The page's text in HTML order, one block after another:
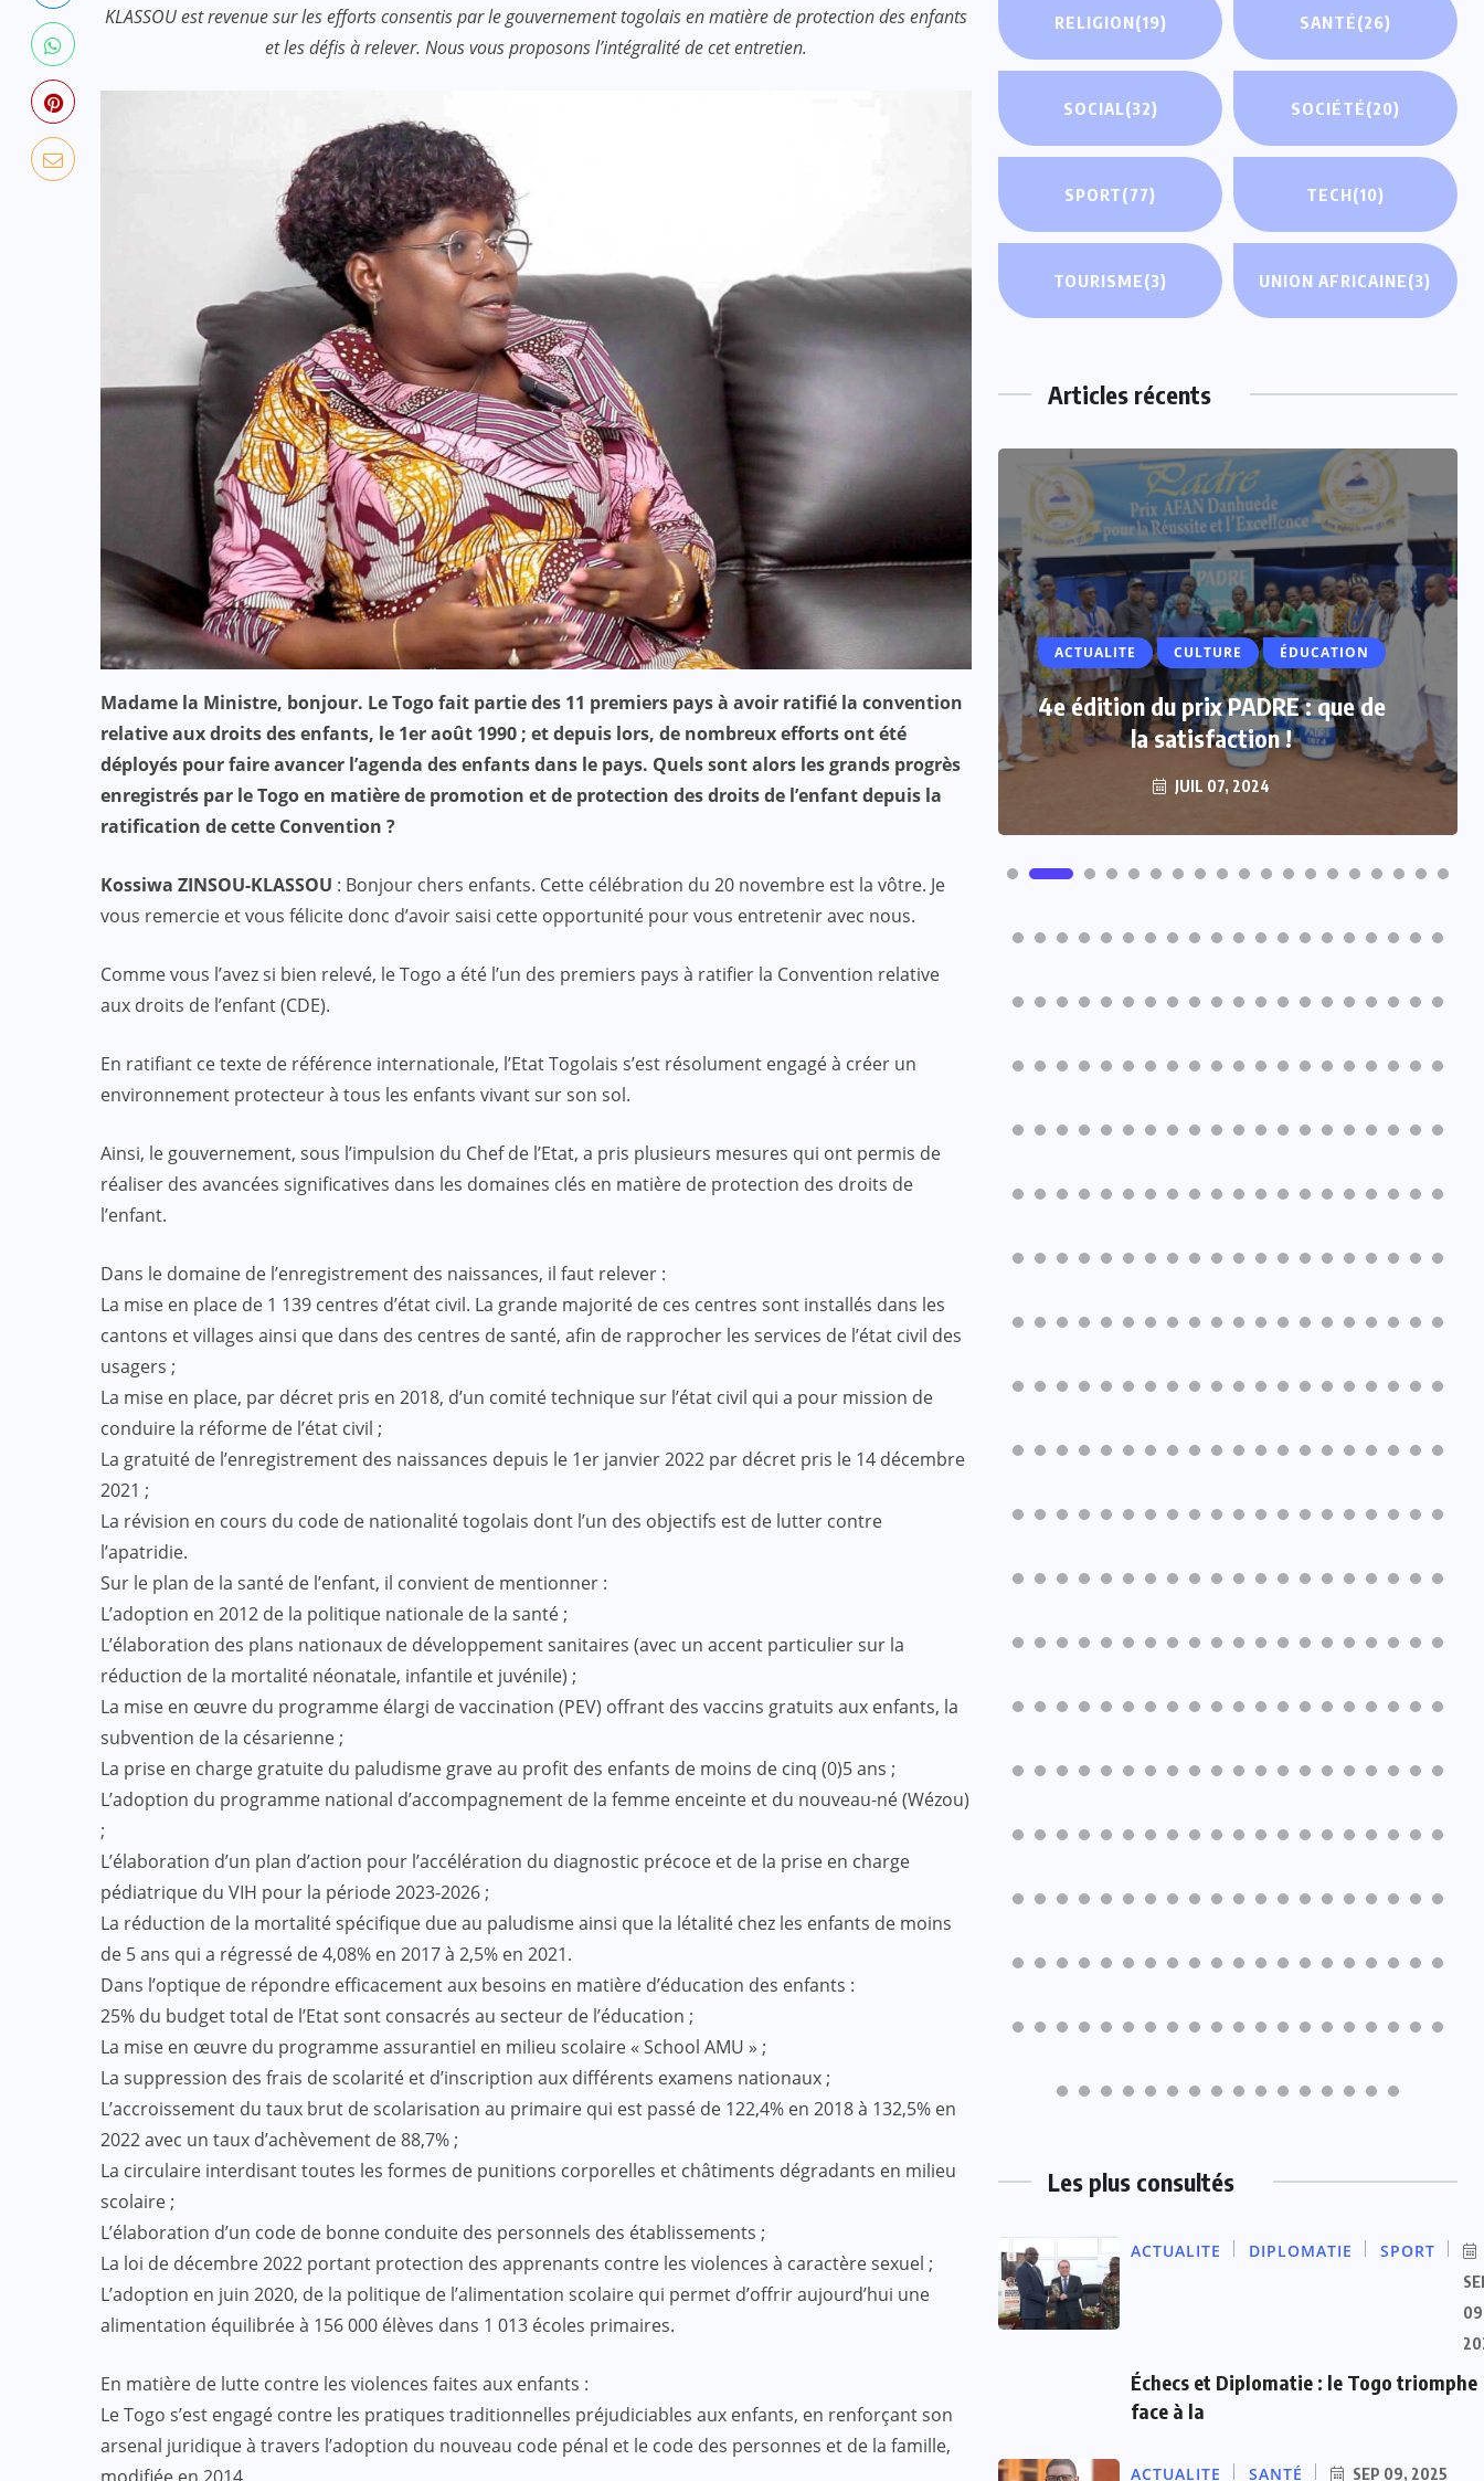
KLASSOU est revenue sur les efforts consentis par le gouvernement togolais en matière de protection des enfants
et les défis à relever. Nous vous proposons l’intégralité de cet entretien.
Madame la Ministre, bonjour. Le Togo fait partie des 11 premiers pays à avoir ratifié la convention
relative aux droits des enfants, le 1er août 1990 ; et depuis lors, de nombreux efforts ont été
déployés pour faire avancer l’agenda des enfants dans le pays. Quels sont alors les grands progrès
enregistrés par le Togo en matière de promotion et de protection des droits de l’enfant depuis la
ratification de cette Convention ?
Kossiwa ZINSOU-KLASSOU : Bonjour chers enfants. Cette célébration du 20 novembre est la vôtre. Je
vous remercie et vous félicite donc d’avoir saisi cette opportunité pour vous entretenir avec nous.
Comme vous l’avez si bien relevé, le Togo a été l’un des premiers pays à ratifier la Convention relative
aux droits de l’enfant (CDE).
En ratifiant ce texte de référence internationale, l’Etat Togolais s’est résolument engagé à créer un
environnement protecteur à tous les enfants vivant sur son sol.
Ainsi, le gouvernement, sous l’impulsion du Chef de l’Etat, a pris plusieurs mesures qui ont permis de
réaliser des avancées significatives dans les domaines clés en matière de protection des droits de
l’enfant.
Dans le domaine de l’enregistrement des naissances, il faut relever :
La mise en place de 1 139 centres d’état civil. La grande majorité de ces centres sont installés dans les
cantons et villages ainsi que dans des centres de santé, afin de rapprocher les services de l’état civil des
usagers ;
La mise en place, par décret pris en 2018, d’un comité technique sur l’état civil qui a pour mission de
conduire la réforme de l’état civil ;
La gratuité de l’enregistrement des naissances depuis le 1er janvier 2022 par décret pris le 14 décembre
2021 ;
La révision en cours du code de nationalité togolais dont l’un des objectifs est de lutter contre
l’apatridie.
Sur le plan de la santé de l’enfant, il convient de mentionner :
L’adoption en 2012 de la politique nationale de la santé ;
L’élaboration des plans nationaux de développement sanitaires (avec un accent particulier sur la
réduction de la mortalité néonatale, infantile et juvénile) ;
La mise en œuvre du programme élargi de vaccination (PEV) offrant des vaccins gratuits aux enfants, la
subvention de la césarienne ;
La prise en charge gratuite du paludisme grave au profit des enfants de moins de cinq (0)5 ans ;
L’adoption du programme national d’accompagnement de la femme enceinte et du nouveau-né (Wézou)
;
L’élaboration d’un plan d’action pour l’accélération du diagnostic précoce et de la prise en charge
pédiatrique du VIH pour la période 2023-2026 ;
La réduction de la mortalité spécifique due au paludisme ainsi que la létalité chez les enfants de moins
de 5 ans qui a régressé de 4,08% en 2017 à 2,5% en 2021.
Dans l’optique de répondre efficacement aux besoins en matière d’éducation des enfants :
25% du budget total de l’Etat sont consacrés au secteur de l’éducation ;
La mise en œuvre du programme assurantiel en milieu scolaire « School AMU » ;
La suppression des frais de scolarité et d’inscription aux différents examens nationaux ;
L’accroissement du taux brut de scolarisation au primaire qui est passé de 122,4% en 2018 à 132,5% en
2022 avec un taux d’achèvement de 88,7% ;
La circulaire interdisant toutes les formes de punitions corporelles et châtiments dégradants en milieu
scolaire ;
L’élaboration d’un code de bonne conduite des personnels des établissements ;
La loi de décembre 2022 portant protection des apprenants contre les violences à caractère sexuel ;
L’adoption en juin 2020, de la politique de l’alimentation scolaire qui permet d’offrir aujourd’hui une
alimentation équilibrée à 156 000 élèves dans 1 013 écoles primaires.
En matière de lutte contre les violences faites aux enfants :
Le Togo s’est engagé contre les pratiques traditionnelles préjudiciables aux enfants, en renforçant son
arsenal juridique à travers l’adoption du nouveau code pénal et le code des personnes et de la famille,
RELIGION(19) SANTÉ(26)
SOCIAL(32) SOCIÉTÉ(20)
SPORT(77) TECH(10)
TOURISME(3) UNION AFRICAINE(3)
Articles récents
ACTUALITE CULTURE
ECO & FINANCE
“L’Afrique Couture” en ébullition :
l’Adjafi Fashion Day 2025
réinvente la mode avec panache et
patrimoine
SEP 09, 2025
ACTUALITE CULTURE
Evala 2024 : Une présence
effective du Dr Lidi Bessi Kama
JUIL 07, 2024
ACTUALITE CULTURE ÉDUCATION
4e édition du prix PADRE : que de
la satisfaction !
JUIL 07, 2024
Les plus consultés
ACTUALITE DIPLOMATIE SPORT
Échecs et Diplomatie : le Togo triomphe
face à la
ACTUALITE SANTÉ SEP 09, 2025